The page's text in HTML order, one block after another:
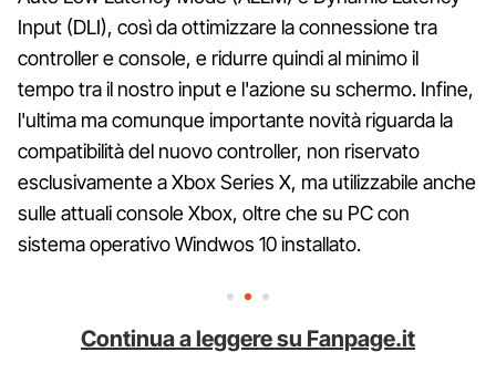
Input (DLI), così da ottimizzare la connessione tra
controller e console, e ridurre quindi al minimo il
tempo tra il nostro input e l'azione su schermo. Infine,
l'ultima ma comunque importante novità riguarda la
compatibilità del nuovo controller, non riservato
esclusivamente a Xbox Series X, ma utilizzabile anche
sulle attuali console Xbox, oltre che su PC con
sistema operativo Windwos 10 installato.
Continua a leggere su Fanpage.it